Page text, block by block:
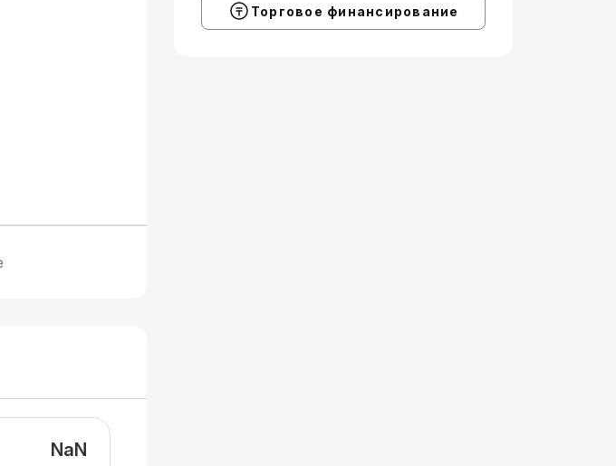
NaN
Торговое финансирование